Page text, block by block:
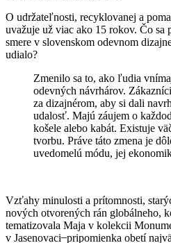
O udržateľnosti, recyklovanej a
uvažuje už viac ako 15 rokov. Čo sa
smere v slovenskom odevnom
udialo?
Zmenilo sa to, ako ľudia
odevných návrhárov.
za dizajnérom, aby si dali
udalosť. Majú záujem o
košele alebo kabát. Existuje
tvorbu. Práve táto zmena je
uvedomelú módu, jej
Vzťahy minulosti a prítomnosti,
nových otvorených rán globálneho,
tematizovala Maja v kolekcii
v Jasenovaci ̶ pripomienka obetí